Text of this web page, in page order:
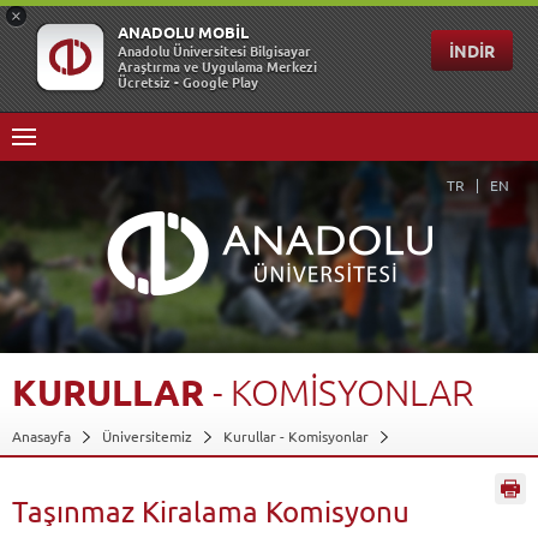
TR EN
KURULLAR - KOMİSYONLAR
Anasayfa Üniversitemiz
Kurullar - Komisyonlar
Taşınmaz Kiralama Komisyonu